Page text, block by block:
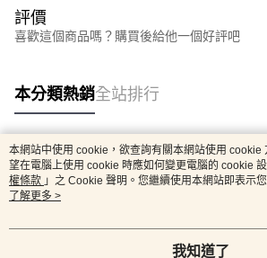
評價
喜歡這個商品嗎？購買後給他一個好評吧
本分類熱銷全站排行
熱門標籤
本網站中使用 cookie，欲查詢有關本網站使用 cookie
望在電腦上使用 cookie 時應如何變更電腦的 cookie
權條款 」之 Cookie 聲明。您繼續使用本網站即表示
用條款之 Cookie 聲明使用 cookie。
了解更多 >
我知道了